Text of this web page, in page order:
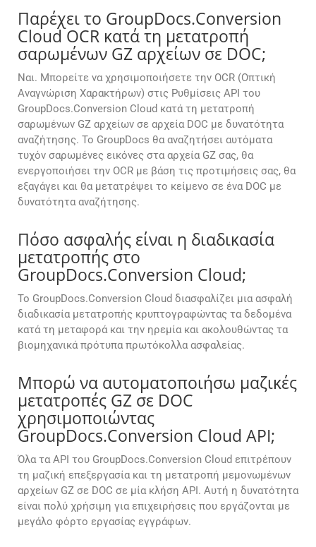
Παρέχει το GroupDocs.Conversion
Cloud OCR κατά τη μετατροπή
σαρωμένων GZ αρχείων σε DOC;
Ναι. Μπορείτε να χρησιμοποιήσετε την OCR (Οπτική
Αναγνώριση Χαρακτήρων) στις Ρυθμίσεις API του
GroupDocs.Conversion Cloud κατά τη μετατροπή
σαρωμένων GZ αρχείων σε αρχεία DOC με δυνατότητα
αναζήτησης. Το GroupDocs θα αναζητήσει αυτόματα
τυχόν σαρωμένες εικόνες στα αρχεία GZ σας, θα
ενεργοποιήσει την OCR με βάση τις προτιμήσεις σας, θα
εξαγάγει και θα μετατρέψει το κείμενο σε ένα DOC με
δυνατότητα αναζήτησης.
Πόσο ασφαλής είναι η διαδικασία
μετατροπής στο
GroupDocs.Conversion Cloud;
Το GroupDocs.Conversion Cloud διασφαλίζει μια ασφαλή
διαδικασία μετατροπής κρυπτογραφώντας τα δεδομένα
κατά τη μεταφορά και την ηρεμία και ακολουθώντας τα
βιομηχανικά πρότυπα πρωτόκολλα ασφαλείας.
Μπορώ να αυτοματοποιήσω μαζικές
μετατροπές GZ σε DOC
χρησιμοποιώντας
GroupDocs.Conversion Cloud API;
Όλα τα API του GroupDocs.Conversion Cloud επιτρέπουν
τη μαζική επεξεργασία και τη μετατροπή μεμονωμένων
αρχείων GZ σε DOC σε μία κλήση API. Αυτή η δυνατότητα
είναι πολύ χρήσιμη για επιχειρήσεις που εργάζονται με
μεγάλο φόρτο εργασίας εγγράφων.